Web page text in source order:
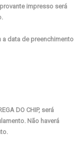
impresso será
data de preenchimento
DO CHIP, será
Não haverá